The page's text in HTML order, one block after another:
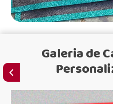
Galeria de